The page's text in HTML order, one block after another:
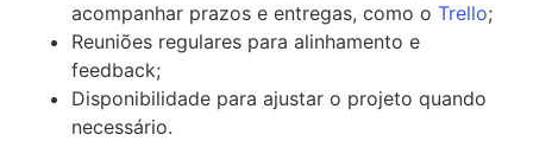
acompanhar prazos e entregas, como o Trello;
Reuniões regulares para alinhamento e
feedback;
Disponibilidade para ajustar o projeto quando
necessário.